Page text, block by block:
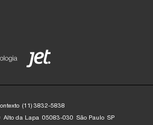
(11) 3832-5838
Alto da Lapa 05083-030 São Paulo SP